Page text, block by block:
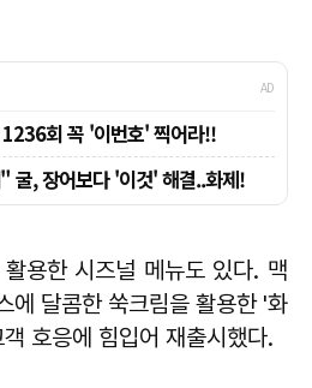
용한 시즈널 메뉴도 있다. 맥
에 달콤한 쑥크림을 활용한 '화
호응에 힘입어 재출시했다.